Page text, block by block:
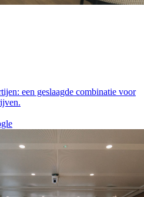
een geslaagde combinatie voor